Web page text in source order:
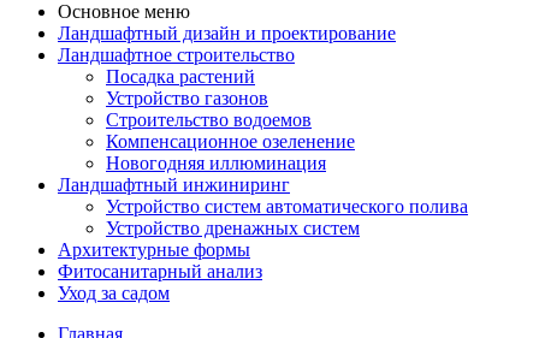
Основное меню
Ландшафтный дизайн и проектирование
Ландшафтное строительство
Посадка растений
Устройство газонов
Строительство водоемов
Компенсационное озеленение
Новогодняя иллюминация
Ландшафтный инжиниринг
Устройство систем автоматического полива
Устройство дренажных систем
Aрхитектурные формы
Фитосанитарный анализ
Уход за садом
Главная